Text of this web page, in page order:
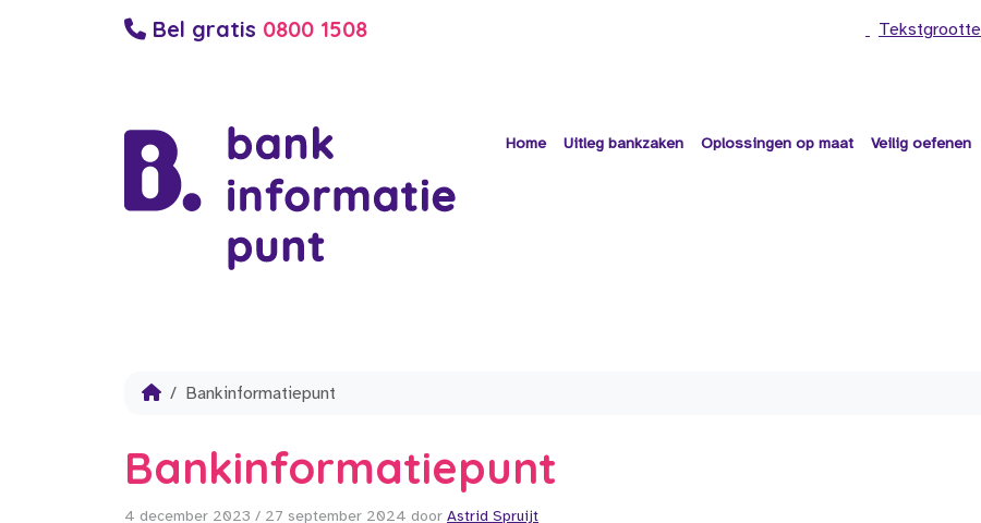
Bel gratis 0800 1508 Tekstgrootte
Home Uitleg bankzaken Oplossingen op maat Veilig oefenen
Bankinformatiepunt
Bankinformatiepunt
4 december 2023 / 27 september 2024 door Astrid Spruijt